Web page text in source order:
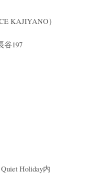
KAJIYANO）
谷197
Holiday内